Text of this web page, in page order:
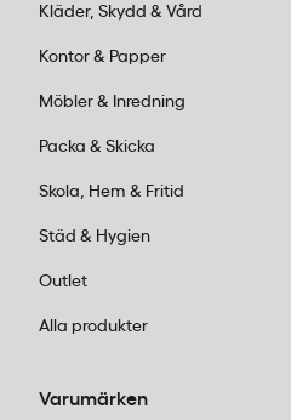
Kläder, Skydd & Vård
Kontor & Papper
Möbler & Inredning
Packa & Skicka
Skola, Hem & Fritid
Städ & Hygien
Outlet
Alla produkter
Varumärken